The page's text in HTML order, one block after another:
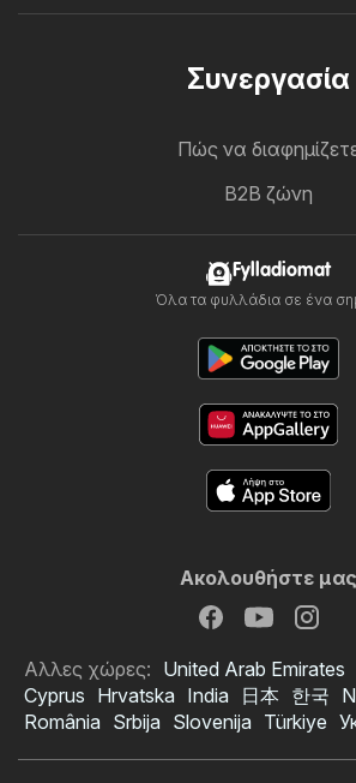
Συνεργασία
Πώς να
B2B ζώνη
Fylladiomat
Όλα τα φυλλάδια σε ένα
Ακολουθήστε μας
Αλλες χώρες: United Arab Emirates
Cyprus Hrvatska India 日本 한국
România Srbija Slovenija Türkiye